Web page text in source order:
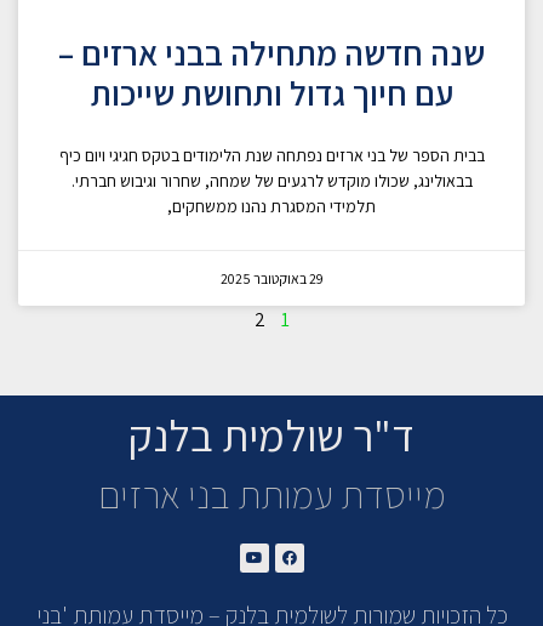
שנה חדשה מתחילה בבני ארזים –
עם חיוך גדול ותחושת שייכות
בבית הספר של בני ארזים נפתחה שנת הלימודים בטקס חגיגי ויום כיף
בבאולינג, שכולו מוקדש לרגעים של שמחה, שחרור וגיבוש חברתי.
תלמידי המסגרת נהנו ממשחקים,
29 באוקטובר 2025
1
2
ד"ר שולמית בלנק
מייסדת עמותת בני ארזים
כל הזכויות שמורות לשולמית בלנק – מייסדת עמותת 'בני